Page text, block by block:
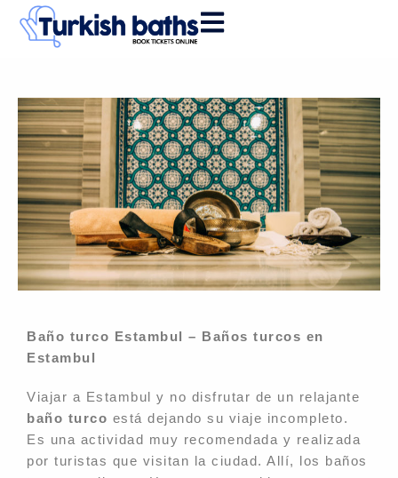
Skip
Baño turco Estambul – Baños turcos en
Estambul
Viajar a Estambul y no disfrutar de un relajante
baño turco está dejando su viaje incompleto.
Es una actividad muy recomendada y realizada
por turistas que visitan la ciudad. Allí, los baños